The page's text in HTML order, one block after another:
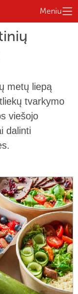
Meniu
metų liepą
tvarkymo
viešojo
dalinti